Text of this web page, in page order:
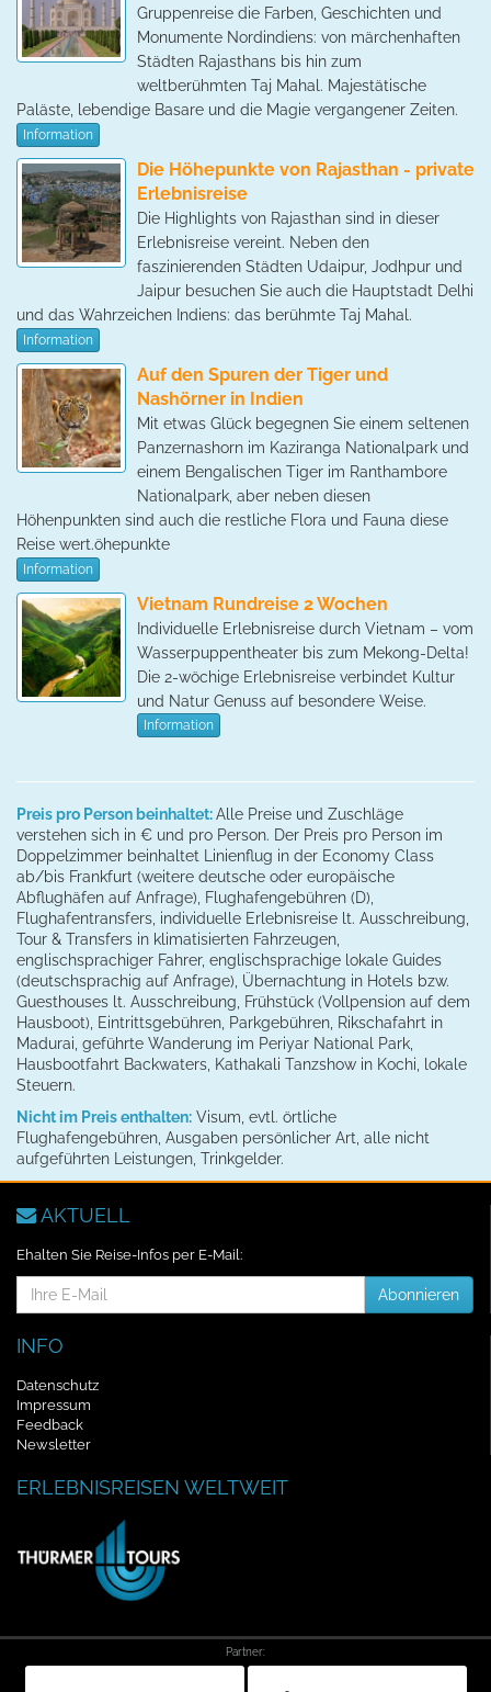
Gruppenreise die Farben, Geschichten und
Monumente Nordindiens: von märchenhaften
Städten Rajasthans bis hin zum
weltberühmten Taj Mahal. Majestätische
Paläste, lebendige Basare und die Magie vergangener Zeiten.
Information
Die Höhepunkte von Rajasthan - private
Erlebnisreise
Die Highlights von Rajasthan sind in dieser
Erlebnisreise vereint. Neben den
faszinierenden Städten Udaipur, Jodhpur und
Jaipur besuchen Sie auch die Hauptstadt Delhi
und das Wahrzeichen Indiens: das berühmte Taj Mahal.
Information
Auf den Spuren der Tiger und
Nashörner in Indien
Mit etwas Glück begegnen Sie einem seltenen
Panzernashorn im Kaziranga Nationalpark und
einem Bengalischen Tiger im Ranthambore
Nationalpark, aber neben diesen
Höhenpunkten sind auch die restliche Flora und Fauna diese
Reise wert.öhepunkte
Information
Vietnam Rundreise 2 Wochen
Individuelle Erlebnisreise durch Vietnam – vom
Wasserpuppentheater bis zum Mekong-Delta!
Die 2-wöchige Erlebnisreise verbindet Kultur
und Natur Genuss auf besondere Weise.
Information
Preis pro Person beinhaltet:Alle Preise und Zuschläge
verstehen sich in € und pro Person. Der Preis pro Person im
Doppelzimmer beinhaltet Linienflug in der Economy Class
ab/bis Frankfurt (weitere deutsche oder europäische
Abflughäfen auf Anfrage), Flughafengebühren (D),
Flughafentransfers, individuelle Erlebnisreise lt. Ausschreibung,
Tour & Transfers in klimatisierten Fahrzeugen,
englischsprachiger Fahrer, englischsprachige lokale Guides
(deutschsprachig auf Anfrage), Übernachtung in Hotels bzw.
Guesthouses lt. Ausschreibung, Frühstück (Vollpension auf dem
Hausboot), Eintrittsgebühren, Parkgebühren, Rikschafahrt in
Madurai, geführte Wanderung im Periyar National Park,
Hausbootfahrt Backwaters, Kathakali Tanzshow in Kochi, lokale
Steuern.
Nicht im Preis enthalten: Visum, evtl. örtliche
Flughafengebühren, Ausgaben persönlicher Art, alle nicht
aufgeführten Leistungen, Trinkgelder.
AKTUELL
Ehalten Sie Reise-Infos per E-Mail:
Mail-
Abonnieren
INFO
Datenschutz
Impressum
Feedback
Newsletter
ERLEBNISREISEN WELTWEIT
Partner: